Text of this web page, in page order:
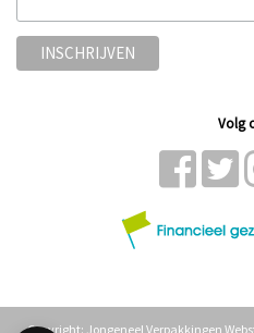
Volg
Copyright: Jongeneel Verpakkingen